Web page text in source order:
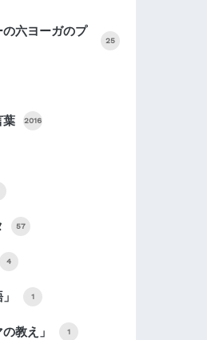
六ヨーガのプ
25
葉 2016
57
4
1
教え」 1